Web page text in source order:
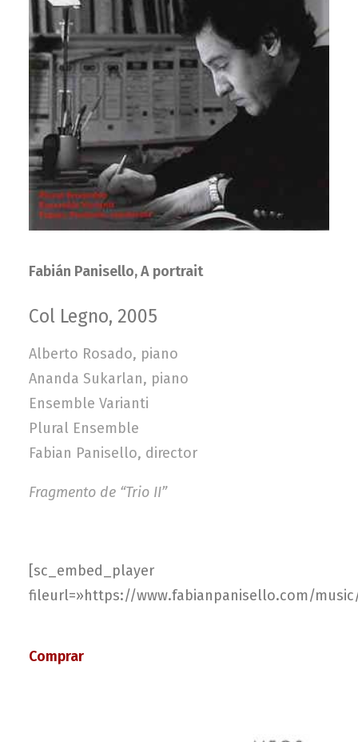
Fabián Panisello, A portrait
Col Legno, 2005
Alberto Rosado, piano
Ananda Sukarlan, piano
Ensemble Varianti
Plural Ensemble
Fabian Panisello, director
Fragmento de “Trio II”
[sc_embed_player
fileurl=»https://www.fabianpanisello.com/
Comprar